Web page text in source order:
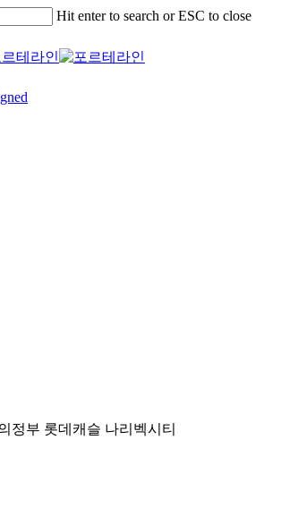
Hit enter to search or ESC to close
정부 롯데캐슬 나리벡시티